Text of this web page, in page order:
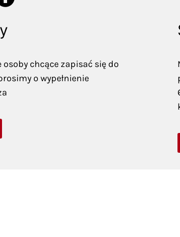
osoby chcące zapisać się do
o wypełnienie